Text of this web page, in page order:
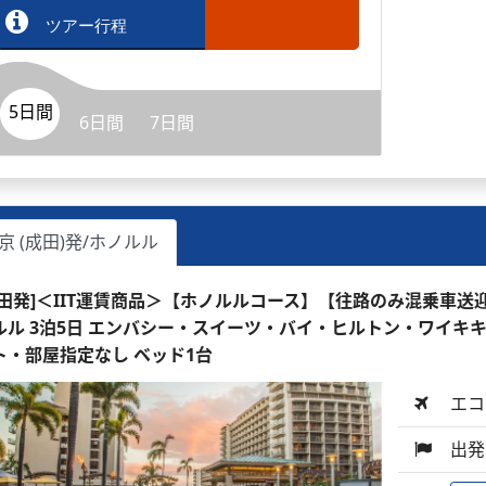
ツアー行程
5日間 6日間 7日間
(成田)発/ホノルル
発]＜IIT運賃商品＞【ホノルルコース】【往路のみ混乗車
ル 3泊5日 エンバシー・スイーツ・バイ・ヒルトン・ワイキ
・部屋指定なし ベッド1台
エ
出